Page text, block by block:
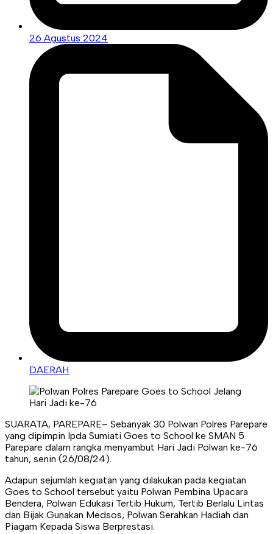
26 Agustus 2024
DAERAH
SUARATA, PAREPARE– Sebanyak 30 Polwan Polres Parepare
yang dipimpin Ipda Sumiati Goes to School ke SMAN 5
Parepare dalam rangka menyambut Hari Jadi Polwan ke-76
tahun, senin (26/08/24).
Adapun sejumlah kegiatan yang dilakukan pada kegiatan
Goes to School tersebut yaitu Polwan Pembina Upacara
Bendera, Polwan Edukasi Tertib Hukum, Tertib Berlalu Lintas
dan Bijak Gunakan Medsos, Polwan Serahkan Hadiah dan
Piagam Kepada Siswa Berprestasi.